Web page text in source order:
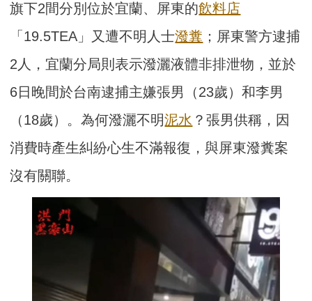
旗下2間分別位於宜蘭、屏東的飲料店
「19.5TEA」又遭不明人士潑糞 ；屏東警方逮捕
2人，宜蘭分局則表示潑灑液體非排泄物，並於
6日晚間於台南逮捕主嫌張男（23歲）和李男
（18歲）。為何潑灑不明泥水 ？張男供稱，因
消費時產生糾紛心生不滿報復，與屏東潑糞案
沒有關聯。